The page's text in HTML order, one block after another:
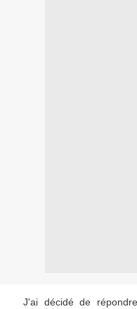
J'ai décidé de